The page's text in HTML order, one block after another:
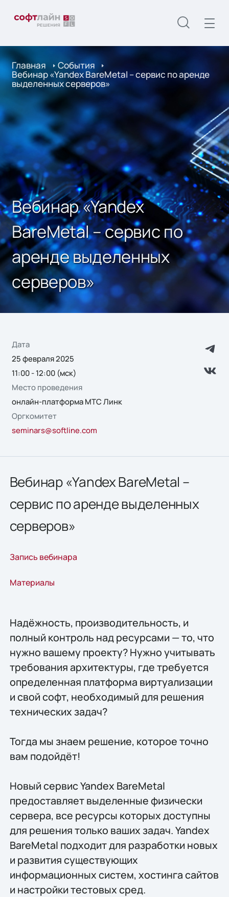
Главная События
Вебинар «Yandex BareMetal – сервис по аренде
выделенных серверов»
Вебинар «Yandex
BareMetal – сервис по
аренде выделенных
серверов»
Дата
25 февраля 2025
11:00 - 12:00 (мск)
Место проведения
онлайн-платформа МТС Линк
Оргкомитет
seminars@softline.com
Вебинар «Yandex BareMetal –
сервис по аренде выделенных
серверов»
Запись вебинара
Материалы
Надёжность, производительность, и
полный контроль над ресурсами — то, что
нужно вашему проекту? Нужно учитывать
требования архитектуры, где требуется
определенная платформа виртуализации
и свой софт, необходимый для решения
технических задач?
Тогда мы знаем решение, которое точно
вам подойдёт!
Новый сервис Yandex BareMetal
предоставляет выделенные физически
сервера, все ресурсы которых доступны
для решения только ваших задач. Yandex
BareMetal подходит для разработки новых
и развития существующих
информационных систем, хостинга сайтов
и настройки тестовых сред.